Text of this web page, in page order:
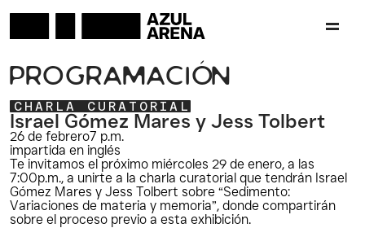
PROGRAMACIÓN
CHARLA CURATORIAL
Israel Gómez Mares y Jess Tolbert
26 de febrero7 p.m.
impartida en inglés
Te invitamos el próximo miércoles 29 de enero, a las
7:00p.m., a unirte a la charla curatorial que tendrán Israel
Gómez Mares y Jess Tolbert sobre “Sedimento:
Variaciones de materia y memoria”, donde compartirán
sobre el proceso previo a esta exhibición.